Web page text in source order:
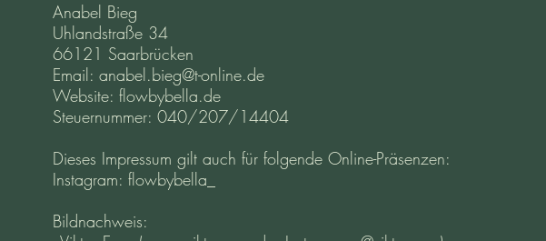
Anabel Bieg
Uhlandstraße 34
66121 Saarbrücken
Email: anabel.bieg@t-online.de
Website: flowbybella.de
Steuernummer: 040/207/14404
Dieses Impressum gilt auch für folgende Online-Präsenzen:
Instagram: flowbybella_
Bildnachweis: